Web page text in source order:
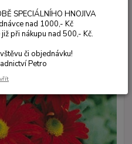
SPECIÁLNÍHO HNOJIVA
nad 1000,- Kč
při nákupu nad 500,- Kč.
či objednávku!
Petro